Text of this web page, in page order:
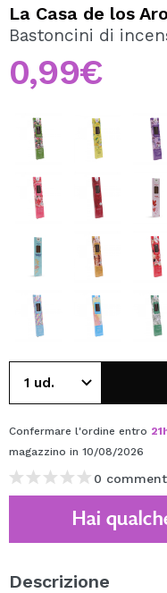
Creando un account su
acquisti velocemente,
consultare le tue
La Casa de los
Bastoncini di
0,99€
Confermare l'ordine entro 21
magazzino in 10/08/2026
0
Hai
Descrizione